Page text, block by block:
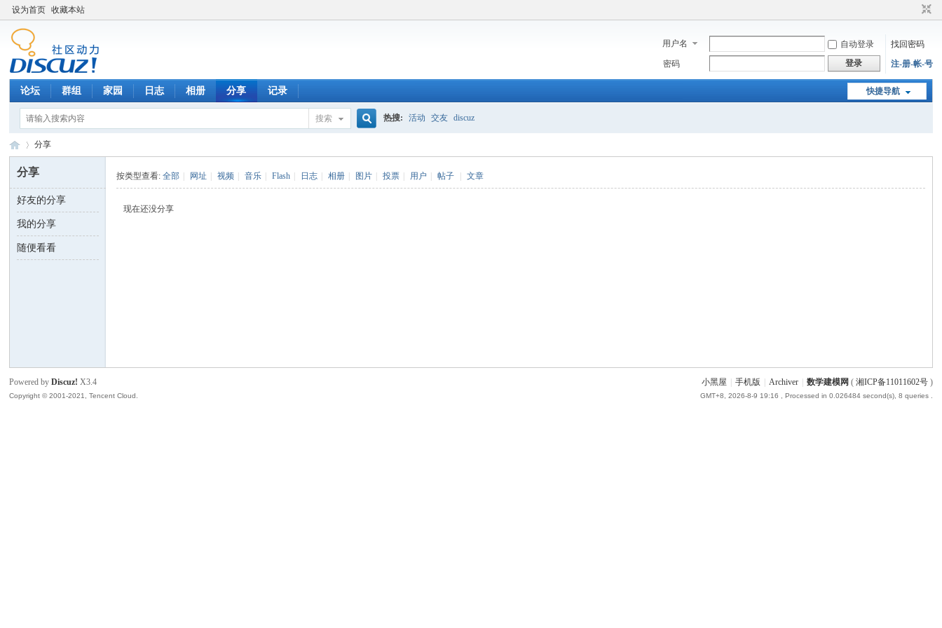
设为首页 收藏本站
用户名 自动登录
找回密码
密码
登录 注-册-帐-号
快捷导航
论坛 群组 家园 日志 相册 分享 记录
搜索 热搜: 活动 交友 discuz
数 ›
分享
分享
好友的分享
我的分享
随便看看
按类型查看:全部 网址 视频 音乐 Flash 日志 相册 图片 投票 用户 帖子 文章
现在还没分享
小黑屋 手机版 Archiver 数学建模网 ( 湘ICP备11011602号)
GMT+8, 2026-8-9 19:16 , Processed in 0.026484 second(s), 8 queries .
Powered byDiscuz! X3.4
Copyright © 2001-2021, Tencent Cloud.